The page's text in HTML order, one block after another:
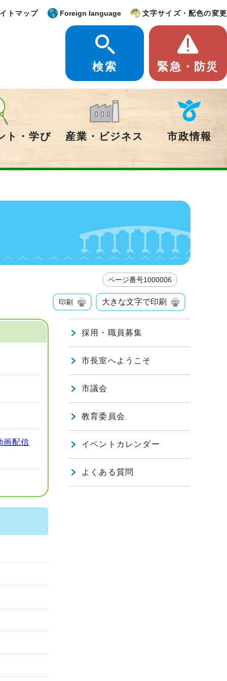
トマップ Foreign language 文字サイズ・配色の変更
検索 緊急・防災
ト・学び 産業・ビジネス 市政情報
ページ番号1000006
印刷 大きな文字で印刷
画配信
採用・職員募集
市長室へようこそ
市議会
教育委員会
イベントカレンダー
よくある質問